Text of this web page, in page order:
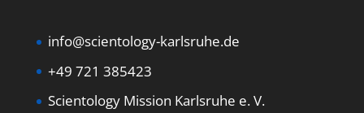
info@scientology-karlsruhe.de
+49 721 385423
Scientology Mission Karlsruhe e. V.